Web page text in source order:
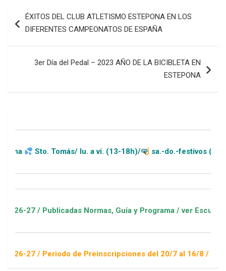
de
ÉXITOS DEL CLUB ATLETISMO ESTEPONA EN LOS
DIFERENTES CAMPEONATOS DE ESPAÑA
3er Día del Pedal – 2023 AÑO DE LA BICIBLETA EN
ESTEPONA
Tomás/ lu. a vi. (13-18h)/ sa.-do.-festivos (11-20h)
Normas, Guía y Programa / ver Escuelas Deportivas
de Preinscripciones del 20/7 al 16/8 / Sorteo 1 de